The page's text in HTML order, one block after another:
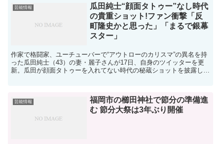
芸能情報
瓜田純士“顔面タトゥー”なし時代
の貴重ショット!ファン衝撃「反
町隆史かと思った」「まるで銀幕
スター」
作家で格闘家、ユーチューバーで“アウトローのカリスマ”の異名を持
った瓜田純士（43）の妻・麗子さんが17日、自身のツイッターを更
新。瓜田が顔面タトゥーを入れてない時代の秘蔵ショットを披露し
芸能情報
福岡市の櫛田神社で節分の準備進
む 節分大祭は3年ぶり開催